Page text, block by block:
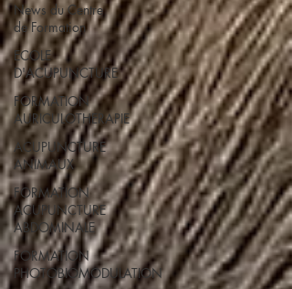
News du Centre
de Formation
ECOLE
D'ACUPUNCTURE
FORMATION
AURICULOTHERAPIE
ACUPUNCTURE
ANIMAUX
FORMATION
ACUPUNCTURE
ABDOMINALE
FORMATION
PHOTOBIOMODULATION